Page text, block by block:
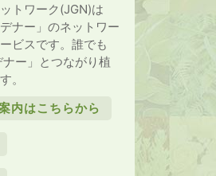
トワーク(JGN)は
ナー」のネットワー
ビスです。誰でも
ー」とつながり植
。
内はこちらから